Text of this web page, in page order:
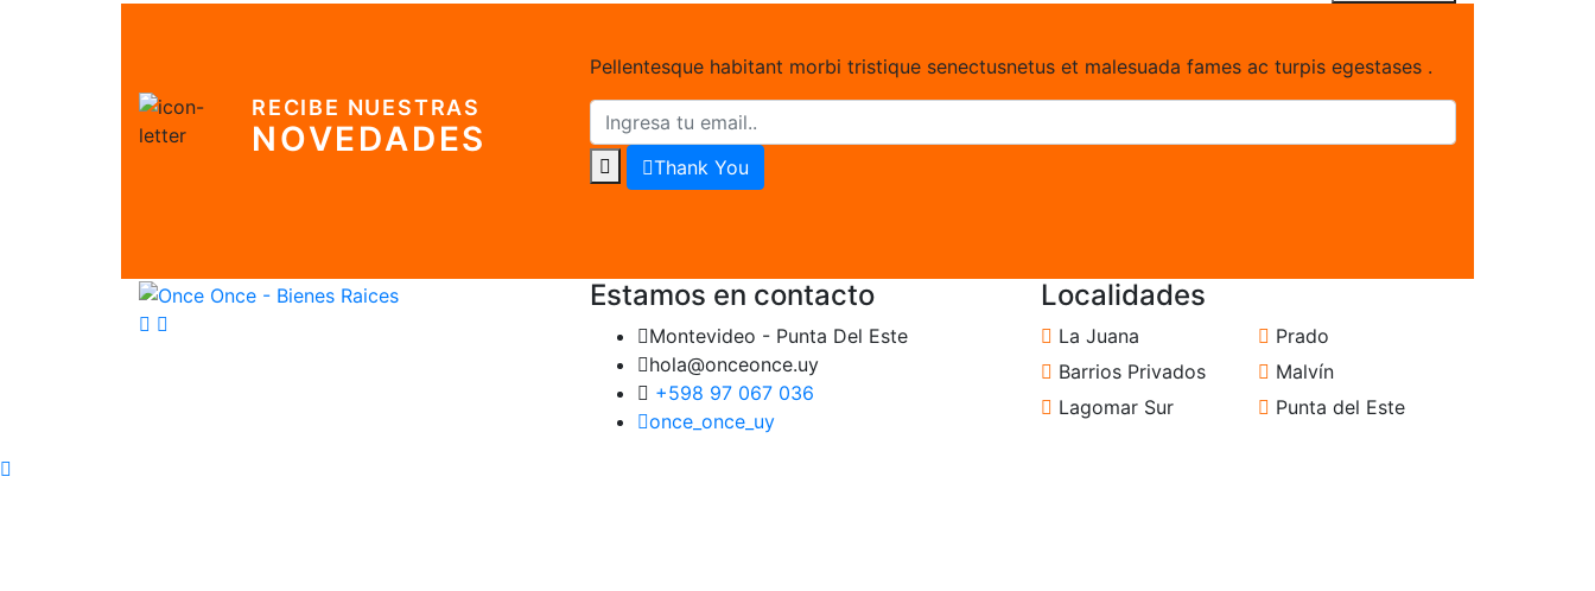
RECIBE NUESTRAS
NOVEDADES
Pellentesque habitant morbi tristique senectusnetus et malesuada fames ac turpis egestases .
Thank You
Estamos en contacto
Montevideo - Punta Del Este
hola@onceonce.uy
+598 97 067 036
once_once_uy
Localidades
La Juana
Barrios Privados
Lagomar Sur
Prado
Malvín
Punta del Este